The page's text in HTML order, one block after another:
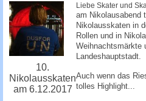
10.
Nikolausskaten
am 6.12.2017
Liebe Skater und
am Nikolausabend
Nikolausskaten in
Rollen und in
Weihnachtsmärkte
Landeshauptstadt.
Auch wenn das
tolles Highlight...